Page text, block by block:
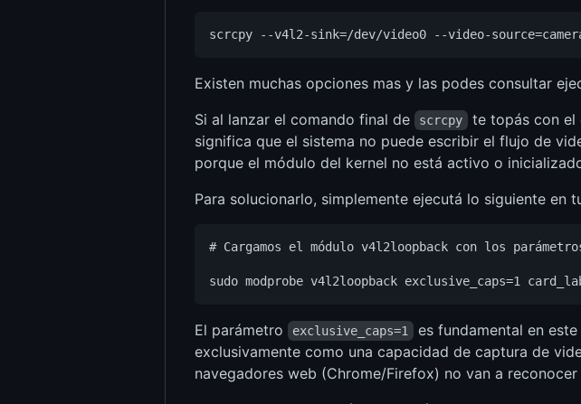
Existen muchas opciones mas y las podes consultar
Si al lanzar el comando final de scrcpy te topás con el
significa que el sistema no puede escribir el flujo de
porque el módulo del kernel no está activo o
Para solucionarlo, simplemente ejecutá lo siguiente en
# Cargamos el módulo v4l2loopback con los
El parámetro exclusive_caps=1 es fundamental en
exclusivamente como una capacidad de captura de
navegadores web (Chrome/Firefox) no van a